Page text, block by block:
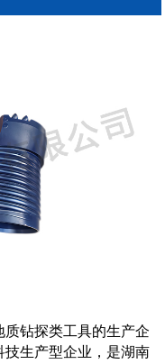
钻探类工具的生产企
生产型企业，是湖南